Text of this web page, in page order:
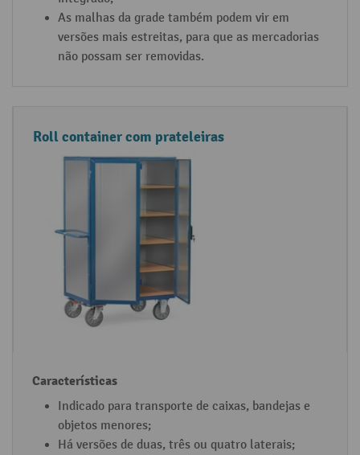
As malhas da grade também podem vir em
versões mais estreitas, para que as mercadorias
não possam ser removidas.
Roll container com prateleiras
Indicado para transporte de caixas, bandejas e
objetos menores;
Há versões de duas, três ou quatro laterais;